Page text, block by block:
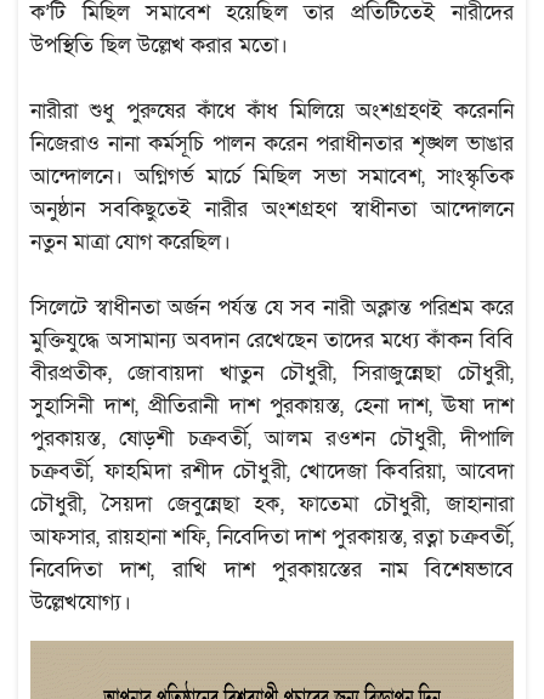
ক’টি মিছিল সমাবেশ হয়েছিল তার প্রতিটিতেই নারীদের
উপস্থিতি ছিল উল্লেখ করার মতো।
নারীরা শুধু পুরুষের কাঁধে কাঁধ মিলিয়ে অংশগ্রহণই করেননি
নিজেরাও নানা কর্মসূচি পালন করেন পরাধীনতার শৃঙ্খল ভাঙার
আন্দোলনে। অগ্নিগর্ভ মার্চে মিছিল সভা সমাবেশ, সাংস্কৃতিক
অনুষ্ঠান সবকিছুতেই নারীর অংশগ্রহণ স্বাধীনতা আন্দোলনে
নতুন মাত্রা যোগ করেছিল।
সিলেটে স্বাধীনতা অর্জন পর্যন্ত যে সব নারী অক্লান্ত পরিশ্রম করে
মুক্তিযুদ্ধে অসামান্য অবদান রেখেছেন তাদের মধ্যে কাঁকন বিবি
বীরপ্রতীক, জোবায়দা খাতুন চৌধুরী, সিরাজুন্নেছা চৌধুরী,
সুহাসিনী দাশ, প্রীতিরানী দাশ পুরকায়স্ত, হেনা দাশ, ঊষা দাশ
পুরকায়স্ত, ষোড়শী চক্রবর্তী, আলম রওশন চৌধুরী, দীপালি
চক্রবর্তী, ফাহমিদা রশীদ চৌধুরী, খোদেজা কিবরিয়া, আবেদা
চৌধুরী, সৈয়দা জেবুন্নেছা হক, ফাতেমা চৌধুরী, জাহানারা
আফসার, রায়হানা শফি, নিবেদিতা দাশ পুরকায়স্ত, রত্না চক্রবর্তী,
নিবেদিতা দাশ, রাখি দাশ পুরকায়স্তের নাম বিশেষভাবে
উল্লেখযোগ্য।